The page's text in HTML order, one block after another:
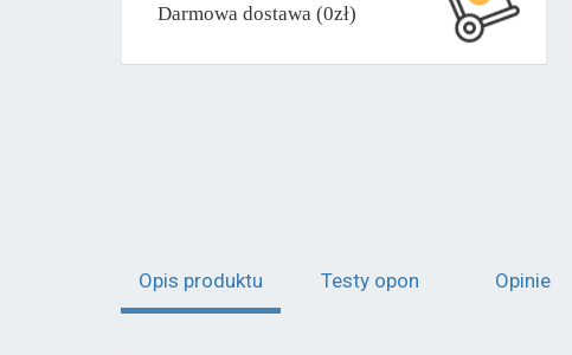
Darmowa dostawa (0zł)
Opis produktu Testy opon Opinie